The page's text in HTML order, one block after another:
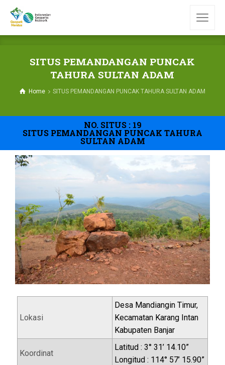
SITUS PEMANDANGAN PUNCAK
TAHURA SULTAN ADAM
Home SITUS PEMANDANGAN PUNCAK TAHURA SULTAN ADAM
NO. SITUS : 19
SITUS PEMANDANGAN PUNCAK TAHURA
SULTAN ADAM
Lokasi
Desa Mandiangin Timur,
Kecamatan Karang Intan
Kabupaten Banjar
Koordinat
Latitud : 3° 31’ 14.10”
Longitud : 114° 57’ 15.90”